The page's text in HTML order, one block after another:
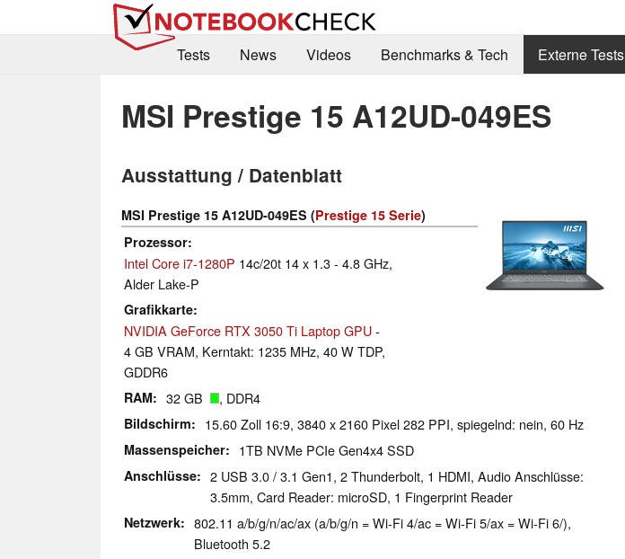
Tests
News Videos Benchmarks & Tech Externe Tests
MSI Prestige 15 A12UD-049ES
Ausstattung / Datenblatt
MSI Prestige 15 A12UD-049ES (Prestige 15 Serie)
Prozessor
Intel Core i7-1280P 14c/20t 14 x 1.3 - 4.8 GHz,
Alder Lake-P
Grafikkarte
NVIDIA GeForce RTX 3050 Ti Laptop GPU-
4 GB VRAM, Kerntakt: 1235 MHz, 40 W TDP,
GDDR6
RAM 32 GB , DDR4
Bildschirm 15.60 Zoll 16:9, 3840 x 2160 Pixel 282 PPI, spiegelnd: nein, 60 Hz
Massenspeicher 1TB NVMe PCIe Gen4x4 SSD
Anschlüsse
2 USB 3.0 / 3.1 Gen1, 2 Thunderbolt, 1 HDMI, Audio Anschlüsse:
3.5mm, Card Reader: microSD, 1 Fingerprint Reader
Netzwerk
802.11 a/b/g/n/ac/ax (a/b/g/n = Wi-Fi 4/ac = Wi-Fi 5/ax = Wi-Fi 6/),
Bluetooth 5.2